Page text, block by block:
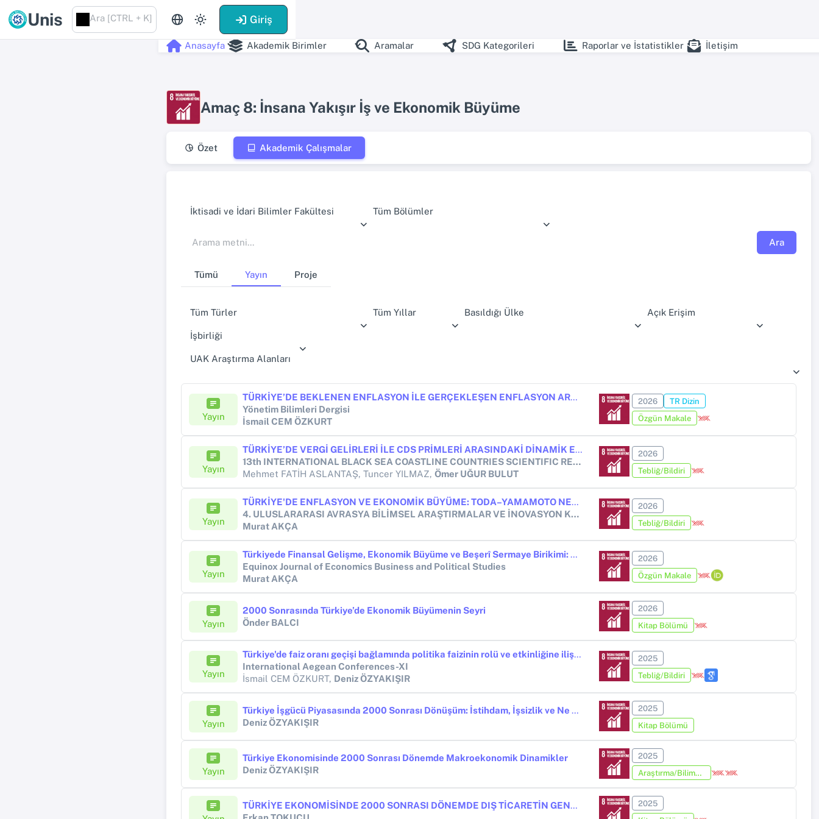
Unis Ara [CTRL + K] Giriş
Anasayfa Akademik Birimler Aramalar SDG Kategorileri Raporlar ve İstatistikler İletişim
Amaç 8: İnsana Yakışır İş ve Ekonomik Büyüme
Özet Akademik Çalışmalar
İktisadi ve İdari Bilimler Fakültesi Tüm Bölümler
Ara
Tümü Yayın Proje
Tüm Türler Tüm Yıllar Basıldığı Ülke Açık Erişim
İşbirliği
UAK Araştırma Alanları
Yayın
TÜRKİYE’DE BEKLENEN ENFLASYON İLE GERÇEKLEŞEN ENFLASYON ARASINDAKİ EŞBÜTÜNLEŞME VE NEDENSELLİK İLİŞKİSİ
Yönetim Bilimleri Dergisi
İsmail CEM ÖZKURT
2026
TR Dizin
Özgün Makale
Yayın
TÜRKİYE’DE VERGİ GELİRLERİ İLE CDS PRİMLERİ ARASINDAKİ DİNAMİK ETKİLEŞİM
13th INTERNATIONAL BLACK SEA COASTLINE COUNTRIES SCIENTIFIC RESEARCH CONFERENCE
Mehmet FATİH ASLANTAŞ, Tuncer YILMAZ, Ömer UĞUR BULUT
2026
Tebliğ/Bildiri
Yayın
TÜRKİYE'DE ENFLASYON VE EKONOMİK BÜYÜME: TODA–YAMAMOTO NEDENSELLİK YAKLAŞIMINDAN ELDE EDİLEN KANITLAR (2003Q1–2025Q4)
4. ULUSLARARASI AVRASYA BİLİMSEL ARAŞTIRMALAR VE İNOVASYON KONGRESİ
Murat AKÇA
2026
Tebliğ/Bildiri
Yayın
Türkiyede Finansal Gelişme, Ekonomik Büyüme ve Beşerî Sermaye Birikimi: Doğrusal Olmayan ARDL Yaklaşımından Kanıtlar
Equinox Journal of Economics Business and Political Studies
Murat AKÇA
2026
Özgün Makale
Yayın
2000 Sonrasında Türkiye’de Ekonomik Büyümenin Seyri
Önder BALCI
2026
Kitap Bölümü
Yayın
Türkiye'de faiz oranı geçişi bağlamında politika faizinin rolü ve etkinliğine ilişkin bir analiz
International Aegean Conferences-XI
İsmail CEM ÖZKURT, Deniz ÖZYAKIŞIR
2025
Tebliğ/Bildiri
Yayın
Türkiye İşgücü Piyasasında 2000 Sonrası Dönüşüm: İstihdam, İşsizlik ve Ne Eğitimde Ne İstihdamda Olan Gençler (NEET)
Deniz ÖZYAKIŞIR
2025
Kitap Bölümü
Yayın
Türkiye Ekonomisinde 2000 Sonrası Dönemde Makroekonomik Dinamikler
Deniz ÖZYAKIŞIR
2025
Araştırma/Bilimsel Kitap (Tez Hariç)
TÜRKİYE EKONOMİSİNDE 2000 SONRASI DÖNEMDE DIŞ TİCARETİN GENEL YAPISI VE ARA MALI İTHALATINA BAĞIMLILIK
2025